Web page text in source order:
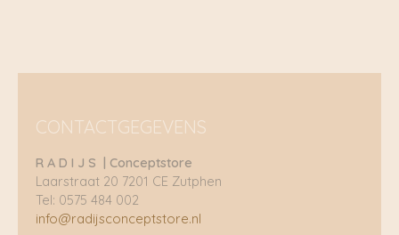
CONTACTGEGEVENS
R A D I J S | Conceptstore
Laarstraat 20 7201 CE Zutphen
Tel: 0575 484 002
info@radijsconceptstore.nl